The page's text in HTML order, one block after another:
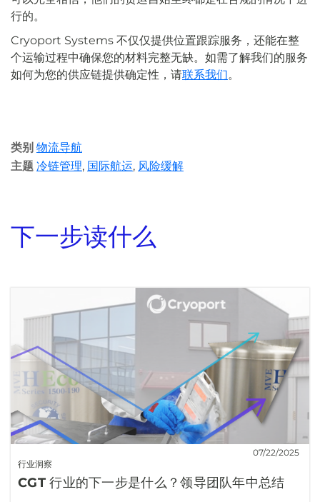
行的。
Cryoport Systems 不仅仅提供位置跟踪服务，还能在整
个运输过程中确保您的材料完整无缺。如需了解我们的服务
如何为您的供应链提供确定性，请联系我们。
类别 物流导航
主题 冷链管理, 国际航运, 风险缓解
下一步读什么
行业洞察
07/22/2025
CGT 行业的下一步是什么？领导团队年中总结